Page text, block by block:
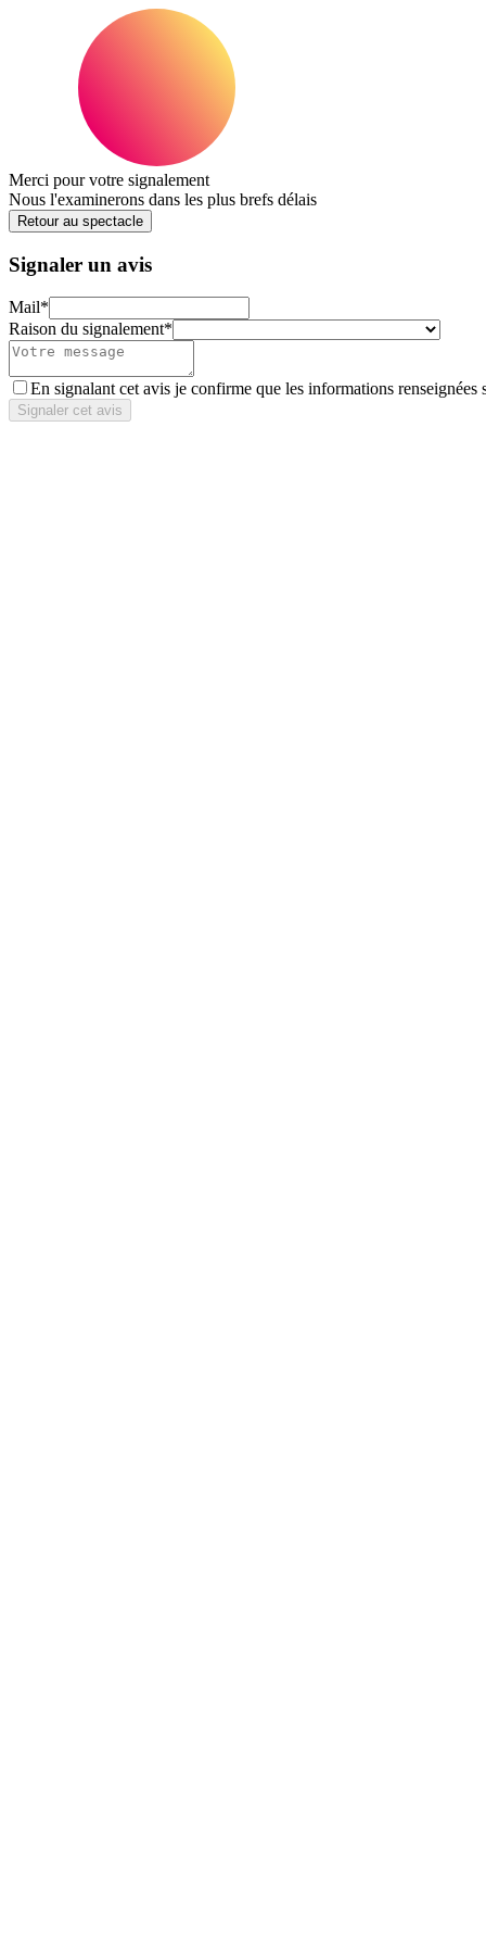
Merci pour votre signalement
Nous l'examinerons dans les plus brefs délais
Retour au spectacle
Signaler un avis
Mail*
Raison du signalement*
En signalant cet avis je confirme que les informations renseignées
Signaler cet avis